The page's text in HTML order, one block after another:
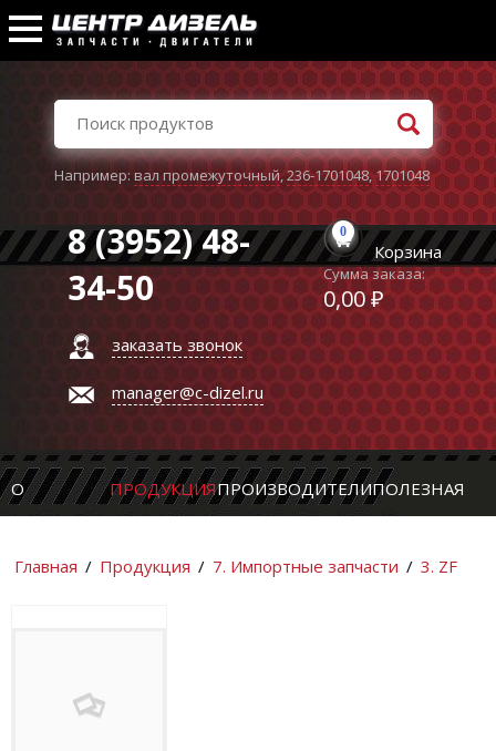
Например:вал промежуточный,236-1701048,1701048
8 (3952) 48-
34-50
заказать звонок
manager@c-dizel.ru
0
Корзина
Сумма заказа:
0,00 ₽
О ПРОДУКЦИЯПРОИЗВОДИТЕЛИПОЛЕЗНАЯ
Главная / Продукция / 7. Импортные запчасти / 3. ZF